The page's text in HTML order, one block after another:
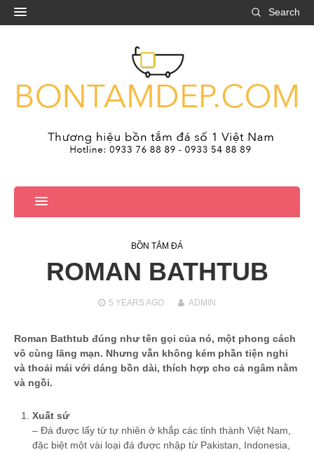
Search
BỒN TẮM ĐÁ
ROMAN BATHTUB
5 YEARSAGO ADMIN
Roman Bathtub đúng như tên gọi của nó, một phong cách
vô cùng lãng mạn. Nhưng vẫn không kém phần tiện nghi
và thoải mái với dáng bồn dài, thích hợp cho cả ngâm nằm
và ngồi.
Xuất sứ
– Đá được lấy từ tự nhiên ở khắp các tỉnh thành Việt Nam,
đặc biệt một vài loại đá được nhập từ Pakistan, Indonesia,